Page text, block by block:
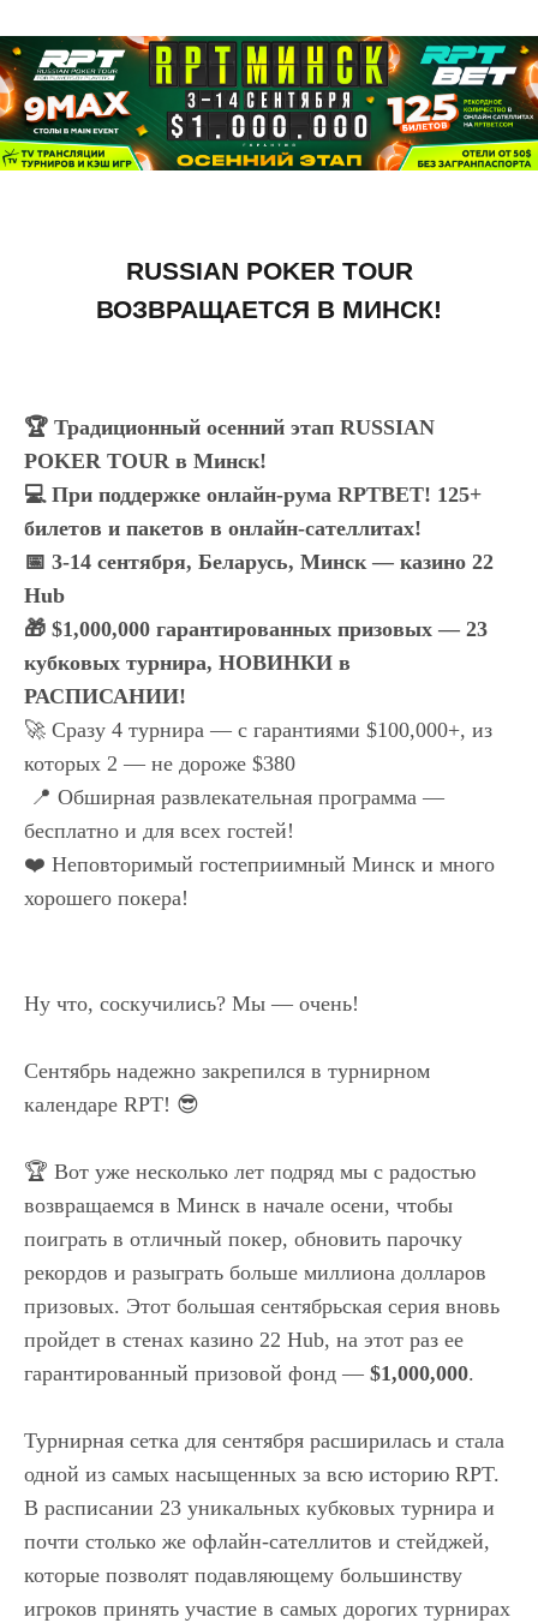
RUSSIAN POKER TOUR
ВОЗВРАЩАЕТСЯ В МИНСК!
🏆 Традиционный осенний этап RUSSIAN
POKER TOUR в Минск!
💻 При поддержке онлайн-рума RPTBET! 125+
билетов и пакетов в онлайн-сателлитах!
📅 3-14 сентября, Беларусь, Минск — казино 22
Hub
🎁 $1,000,000 гарантированных призовых — 23
кубковых турнира, НОВИНКИ в
РАСПИСАНИИ!
🚀 Сразу 4 турнира — с гарантиями $100,000+, из
которых 2 — не дороже $380
📍 Обширная развлекательная программа —
бесплатно и для всех гостей!
❤️ Неповторимый гостеприимный Минск и много
хорошего покера!
Ну что, соскучились? Мы — очень!
Сентябрь надежно закрепился в турнирном
календаре RPT! 😎
🏆 Вот уже несколько лет подряд мы с радостью
возвращаемся в Минск в начале осени, чтобы
поиграть в отличный покер, обновить парочку
рекордов и разыграть больше миллиона долларов
призовых. Этот большая сентябрьская серия вновь
пройдет в стенах казино 22 Hub, на этот раз ее
гарантированный призовой фонд — $1,000,000.⠀
Турнирная сетка для сентября расширилась и стала
одной из самых насыщенных за всю историю RPT.
В расписании 23 уникальных кубковых турнира и
почти столько же офлайн-сателлитов и стейджей,
которые позволят подавляющему большинству
игроков принять участие в самых дорогих турнирах